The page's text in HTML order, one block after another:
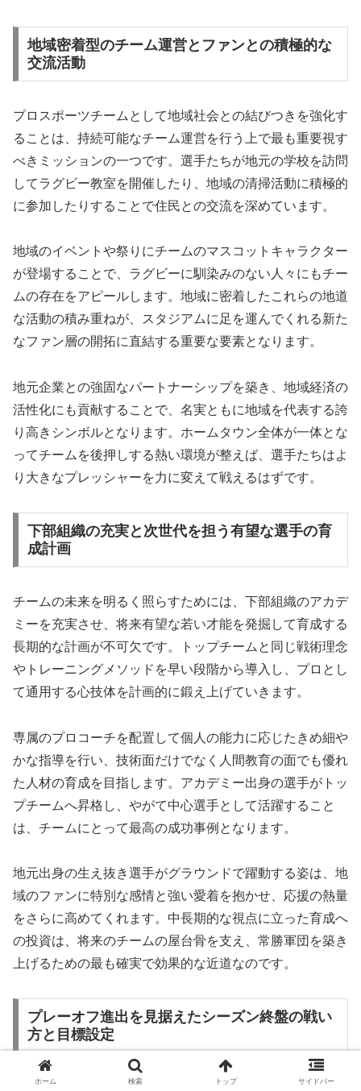
地域密着型のチーム運営とファンとの積極的な
交流活動
プロスポーツチームとして地域社会との結びつきを強化す
ることは、持続可能なチーム運営を行う上で最も重要視す
べきミッションの一つです。選手たちが地元の学校を訪問
してラグビー教室を開催したり、地域の清掃活動に積極的
に参加したりすることで住民との交流を深めています。
地域のイベントや祭りにチームのマスコットキャラクター
が登場することで、ラグビーに馴染みのない人々にもチー
ムの存在をアピールします。地域に密着したこれらの地道
な活動の積み重ねが、スタジアムに足を運んでくれる新た
なファン層の開拓に直結する重要な要素となります。
地元企業との強固なパートナーシップを築き、地域経済の
活性化にも貢献することで、名実ともに地域を代表する誇
り高きシンボルとなります。ホームタウン全体が一体とな
ってチームを後押しする熱い環境が整えば、選手たちはよ
り大きなプレッシャーを力に変えて戦えるはずです。
下部組織の充実と次世代を担う有望な選手の育
成計画
チームの未来を明るく照らすためには、下部組織のアカデ
ミーを充実させ、将来有望な若い才能を発掘して育成する
長期的な計画が不可欠です。トップチームと同じ戦術理念
やトレーニングメソッドを早い段階から導入し、プロとし
て通用する心技体を計画的に鍛え上げていきます。
専属のプロコーチを配置して個人の能力に応じたきめ細や
かな指導を行い、技術面だけでなく人間教育の面でも優れ
た人材の育成を目指します。アカデミー出身の選手がトッ
プチームへ昇格し、やがて中心選手として活躍すること
は、チームにとって最高の成功事例となります。
地元出身の生え抜き選手がグラウンドで躍動する姿は、地
域のファンに特別な感情と強い愛着を抱かせ、応援の熱量
をさらに高めてくれます。中長期的な視点に立った育成へ
の投資は、将来のチームの屋台骨を支え、常勝軍団を築き
上げるための最も確実で効果的な近道なのです。
プレーオフ進出を見据えたシーズン終盤の戦い
方と目標設定
長く厳しいリーグ戦を戦い抜く中で、最終的な目標である
ホーム 検索 トップ サイドバー